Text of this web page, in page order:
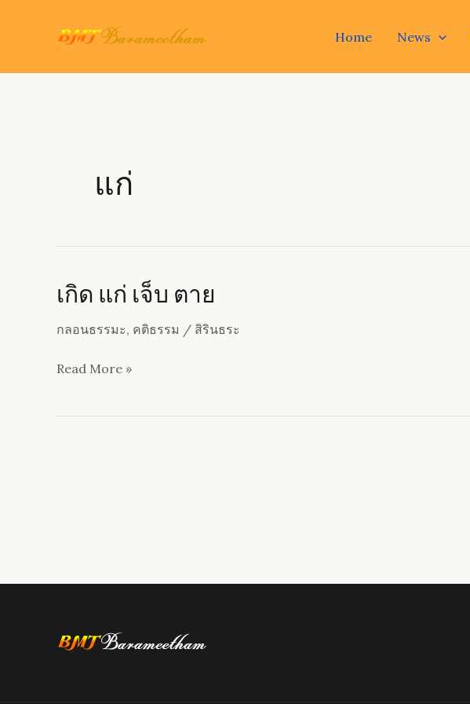
Home News
แก่
เกิด แก่ เจ็บ ตาย
กลอนธรรมะ, คติธรรม / สิรินธระ
เกิด
เจ็บ
Read More »